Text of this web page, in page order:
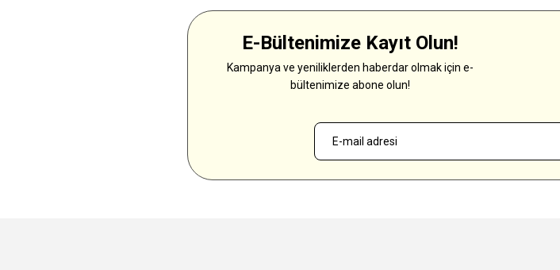
E-Bültenimize Kayıt Olun!
Kampanya ve yeniliklerden haberdar olmak için e-
bültenimize abone olun!